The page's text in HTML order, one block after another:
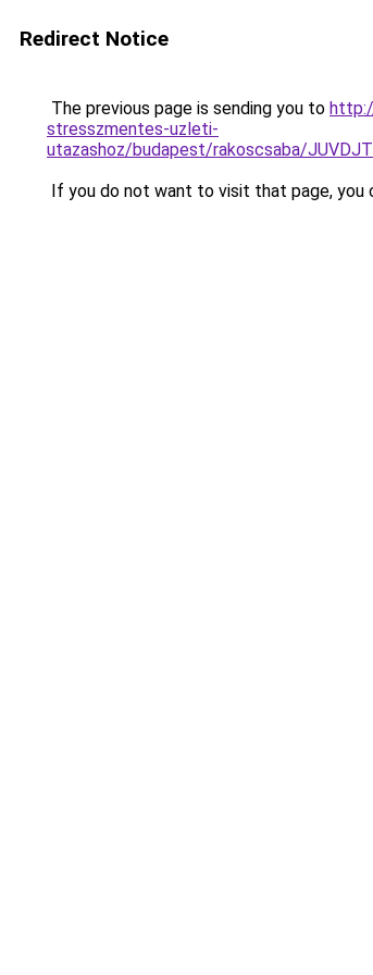
Redirect Notice
The previous page is sending you to
stresszmentes-uzleti-
utazashoz/budapest/rakoscsaba/
If you do not want to visit that page, you